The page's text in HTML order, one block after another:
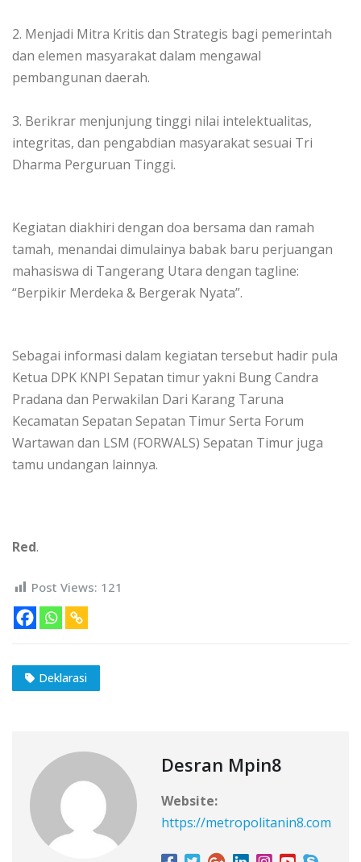
‎2. ​Menjadi Mitra Kritis dan Strategis bagi pemerintah
dan elemen masyarakat dalam mengawal
pembangunan daerah.
‎3. ​Berikrar menjunjung tinggi nilai intelektualitas,
integritas, dan pengabdian masyarakat sesuai Tri
Dharma Perguruan Tinggi.
‎​Kegiatan diakhiri dengan doa bersama dan ramah
tamah, menandai dimulainya babak baru perjuangan
mahasiswa di Tangerang Utara dengan tagline:
“Berpikir Merdeka & Bergerak Nyata”.
Sebagai informasi dalam kegiatan tersebut hadir pula
Ketua DPK KNPI Sepatan timur yakni Bung Candra
Pradana dan Perwakilan Dari Karang Taruna
Kecamatan Sepatan Sepatan Timur Serta Forum
Wartawan dan LSM (FORWALS) Sepatan Timur juga
tamu undangan lainnya.
Red.
Post Views: 121
Deklarasi
Desran Mpin8
Website:
https://metropolitanin8.com